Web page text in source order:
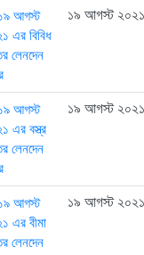
১৯ আগস্ট ২০২১
১৯ আগস্ট ২০২১
১৯ আগস্ট ২০২১